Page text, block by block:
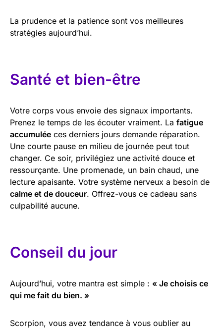
La prudence et la patience sont vos meilleures
stratégies aujourd’hui.
Santé et bien-être
Votre corps vous envoie des signaux importants.
Prenez le temps de les écouter vraiment. La fatigue
accumulée ces derniers jours demande réparation.
Une courte pause en milieu de journée peut tout
changer. Ce soir, privilégiez une activité douce et
ressourçante. Une promenade, un bain chaud, une
lecture apaisante. Votre système nerveux a besoin de
calme et de douceur. Offrez-vous ce cadeau sans
culpabilité aucune.
Conseil du jour
Aujourd’hui, votre mantra est simple : « Je choisis ce
qui me fait du bien. »
Scorpion, vous avez tendance à vous oublier au